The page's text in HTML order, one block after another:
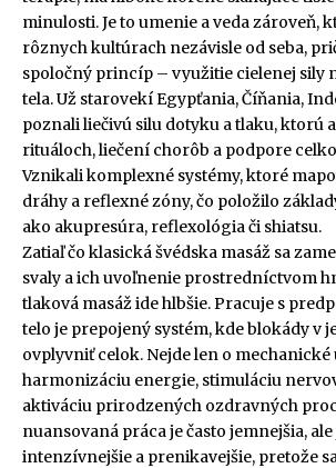
minulosti. Je to umenie a veda zároveň,
rôznych kultúrach nezávisle od seba,
spoločný princíp – využitie cielenej sily
tela. Už starovekí Egypťania, Číňania,
poznali liečivú silu dotyku a tlaku, ktorú
rituáloch, liečení chorôb a podpore
Vznikali komplexné systémy, ktoré
dráhy a reflexné zóny, čo položilo
ako akupresúra, reflexológia či shiatsu.
Zatiaľ čo klasická švédska masáž sa
svaly a ich uvoľnenie prostredníctvom
tlaková masáž ide hlbšie. Pracuje s
telo je prepojený systém, kde blokády v
ovplyvniť celok. Nejde len o mechanické
harmonizáciu energie, stimuláciu
aktiváciu prirodzených ozdravných
nuansovaná práca je často jemnejšia,
intenzívnejšie a prenikavejšie, pretože